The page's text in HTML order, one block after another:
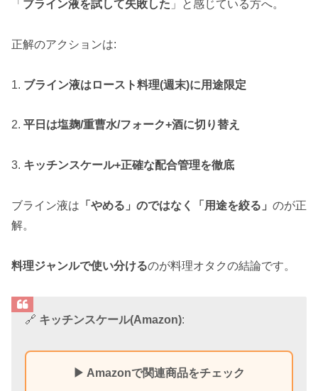
「 ブライン液を試して失敗した 」と感じている方へ。
正解のアクションは:
1. ブライン液はロースト料理(週末)に用途限定
2. 平日は塩麹/重曹水/フォーク+酒に切り替え
3. キッチンスケール+正確な配合管理を徹底
ブライン液は 「やめる」のではなく「用途を絞る」 のが正
解。
料理ジャンルで使い分けるのが料理オタクの結論です。
🔗 キッチンスケール(Amazon):
▶ Amazonで関連商品をチェック